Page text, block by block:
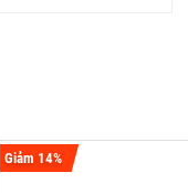
Giảm 14%